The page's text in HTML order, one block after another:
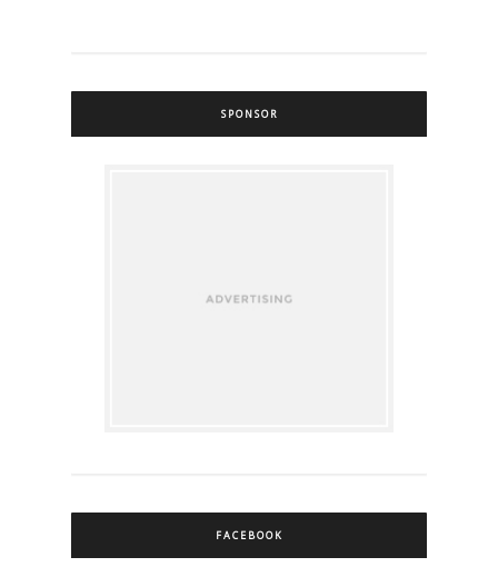
SPONSOR
FACEBOOK